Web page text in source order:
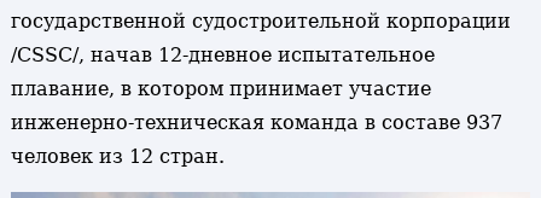
государственной судостроительной корпорации
/CSSC/, начав 12-дневное испытательное
плавание, в котором принимает участие
инженерно-техническая команда в составе 937
человек из 12 стран.